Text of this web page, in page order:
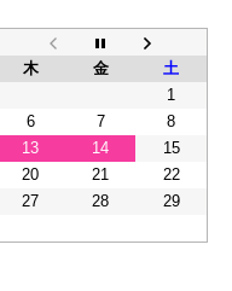
木 金
土
1
6 7
8
13 14
15
20 21
22
27 28
29